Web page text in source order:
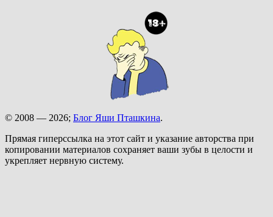
© 2008 — 2026; Блог Яши Пташкина.
Прямая гиперссылка на этот сайт и указание авторства при
копировании материалов сохраняет ваши зубы в целости и
укрепляет нервную систему.